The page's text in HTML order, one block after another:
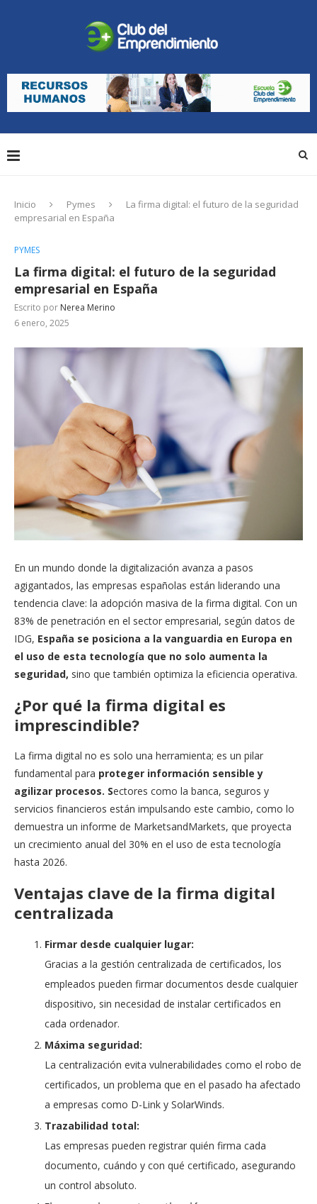
Inicio Pymes
La firma digital: el futuro de la seguridad
empresarial en España
PYMES
La firma digital: el futuro de la seguridad
empresarial en España
Escrito por Nerea Merino
6 enero, 2025
En un mundo donde la digitalización avanza a pasos
agigantados, las empresas españolas están liderando una
tendencia clave: la adopción masiva de la firma digital. Con un
83% de penetración en el sector empresarial, según datos de
IDG, España se posiciona a la vanguardia en Europa en
el uso de esta tecnología que no solo aumenta la
seguridad, sino que también optimiza la eficiencia operativa.
¿Por qué la firma digital es
imprescindible?
La firma digital no es solo una herramienta; es un pilar
fundamental para proteger información sensible y
agilizar procesos. Sectores como la banca, seguros y
servicios financieros están impulsando este cambio, como lo
demuestra un informe de MarketsandMarkets, que proyecta
un crecimiento anual del 30% en el uso de esta tecnología
hasta 2026.
Ventajas clave de la firma digital
centralizada
Firmar desde cualquier lugar:
Gracias a la gestión centralizada de certificados, los
empleados pueden firmar documentos desde cualquier
dispositivo, sin necesidad de instalar certificados en
cada ordenador.
Máxima seguridad:
La centralización evita vulnerabilidades como el robo de
certificados, un problema que en el pasado ha afectado
a empresas como D-Link y SolarWinds.
Trazabilidad total:
Las empresas pueden registrar quién firma cada
documento, cuándo y con qué certificado, asegurando
un control absoluto.